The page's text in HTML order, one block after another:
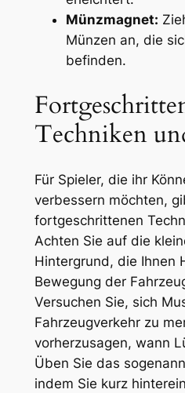
Münzmagnet:
Münzen an, die
befinden.
Techniken
Für Spieler, die ihr
verbessern möchten,
fortgeschrittenen
Achten Sie auf die
Hintergrund, die Ihnen
Bewegung der
Versuchen Sie, sich
Fahrzeugverkehr zu
vorherzusagen, wann
Üben Sie das
indem Sie kurz